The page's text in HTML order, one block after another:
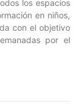
los espacios
en niños,
con el objetivo
por el